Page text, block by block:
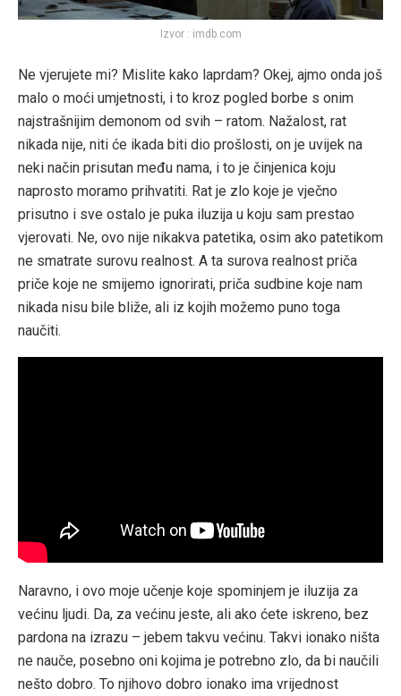
Izvor : imdb.com
Ne vjerujete mi? Mislite kako laprdam? Okej, ajmo onda još
malo o moći umjetnosti, i to kroz pogled borbe s onim
najstrašnijim demonom od svih – ratom. Nažalost, rat
nikada nije, niti će ikada biti dio prošlosti, on je uvijek na
neki način prisutan među nama, i to je činjenica koju
naprosto moramo prihvatiti. Rat je zlo koje je vječno
prisutno i sve ostalo je puka iluzija u koju sam prestao
vjerovati. Ne, ovo nije nikakva patetika, osim ako patetikom
ne smatrate surovu realnost. A ta surova realnost priča
priče koje ne smijemo ignorirati, priča sudbine koje nam
nikada nisu bile bliže, ali iz kojih možemo puno toga
naučiti.
Naravno, i ovo moje učenje koje spominjem je iluzija za
većinu ljudi. Da, za većinu jeste, ali ako ćete iskreno, bez
pardona na izrazu – jebem takvu većinu. Takvi ionako ništa
ne nauče, posebno oni kojima je potrebno zlo, da bi naučili
nešto dobro. To njihovo dobro ionako ima vrijednost